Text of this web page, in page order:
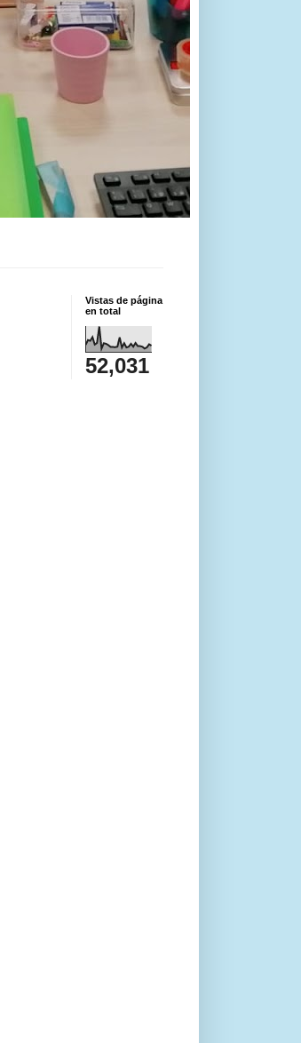
Vistas de página
en total
52,031